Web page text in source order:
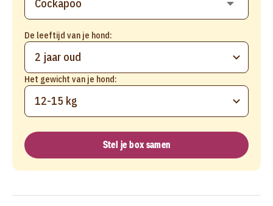
De leeftijd van je hond:
2 jaar oud
Het gewicht van je hond:
12-15 kg
Stel je box samen